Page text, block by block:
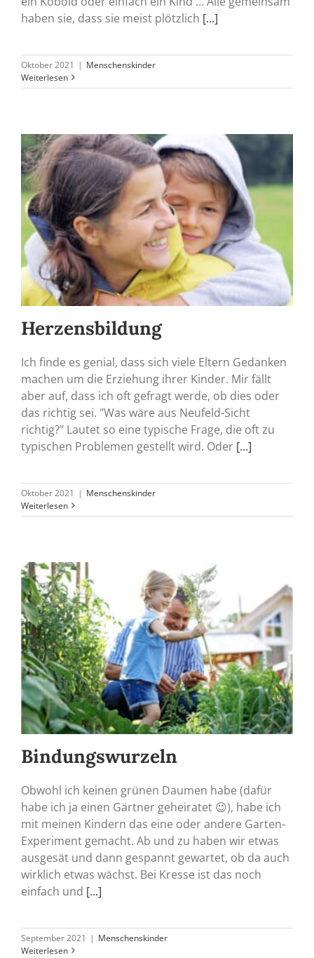
haben sie, dass sie meist plötzlich [...]
Oktober 2021 | Menschenskinder
Weiterlesen
Herzensbildung
Ich finde es genial, dass sich viele Eltern Gedanken
machen um die Erziehung ihrer Kinder. Mir fällt
aber auf, dass ich oft gefragt werde, ob dies oder
das richtig sei. "Was wäre aus Neufeld-Sicht
richtig?" Lautet so eine typische Frage, die oft zu
typischen Problemen gestellt wird. Oder [...]
Oktober 2021 | Menschenskinder
Weiterlesen
Bindungswurzeln
Obwohl ich keinen grünen Daumen habe (dafür
habe ich ja einen Gärtner geheiratet 😉), habe ich
mit meinen Kindern das eine oder andere Garten-
Experiment gemacht. Ab und zu haben wir etwas
ausgesät und dann gespannt gewartet, ob da auch
wirklich etwas wächst. Bei Kresse ist das noch
einfach und [...]
September 2021 | Menschenskinder
Weiterlesen